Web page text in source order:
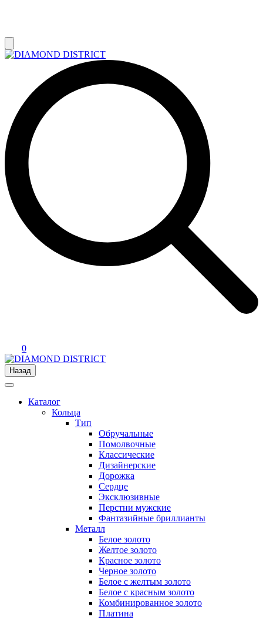
0
Назад
Каталог
Кольца
Тип
Обручальные
Помолвочные
Классические
Дизайнерские
Дорожка
Сердце
Эксклюзивные
Перстни мужские
Фантазийные бриллианты
Металл
Белое золото
Желтое золото
Красное золото
Черное золото
Белое с желтым золото
Белое с красным золото
Комбинированное золото
Платина